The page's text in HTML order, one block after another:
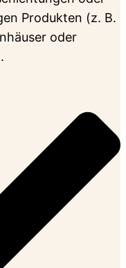
Produkten (z. B.
oder